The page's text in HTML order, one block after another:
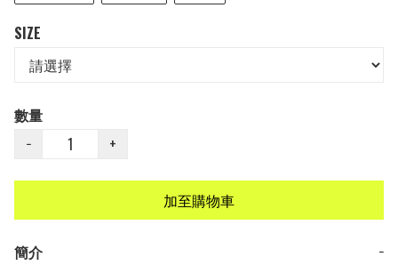
SIZE
數量
−
+
加至購物車
簡介
−